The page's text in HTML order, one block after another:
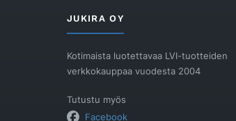
silikon,
1-
määrä
JUKIRA OY
Kotimaista luotettavaa LVI-tuotteiden
verkkokauppaa vuodesta 2004
Tutustu myös
Facebook